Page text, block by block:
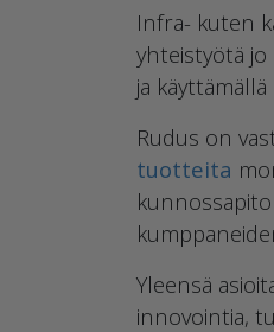
Infra- kuten
yhteistyötä jo
ja
Rudus on
tuotteita
Yleensä
innovointia,